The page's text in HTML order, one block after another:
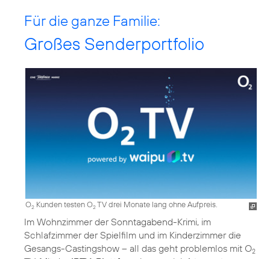
Für die ganze Familie:
Großes Senderportfolio
O2 Kunden testen O2TV drei Monate lang ohne Aufpreis.
Im Wohnzimmer der Sonntagabend-Krimi, im
Schlafzimmer der Spielfilm und im Kinderzimmer die
Gesangs-Castingshow – all das geht problemlos mit O2